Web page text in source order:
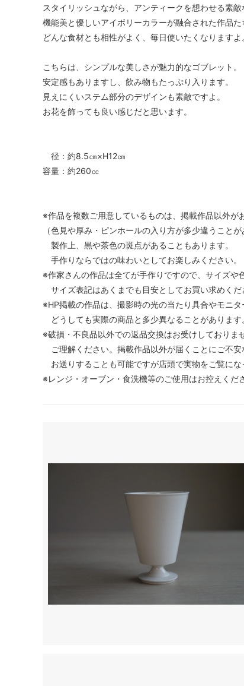
スタイリッシュながら、アンティークを想わせる素敵
機能美と優しいアイボリーカラーが融合された作品た
どんな食材とも相性がよく、毎日使いたくなりますよ
こちらは、シンプルな美しさが魅力的なゴブレット。
安定感もありますし、飲み物もたっぷり入ります。
見えにくいステム部分のデザインも素敵ですよ。
お花を飾っても良い感じだと思います。
径：約8.5㎝×H12㎝
容量：約260㏄
※作品を複数ご用意しているものは、掲載作品以外が
（色見や厚み・ピンホールの入り方が多少違うことが
製作上、黒や茶色の斑点があることもあります。
手作りならではの味わいとしてお楽しみください。
※作家さんの作品は全てが手作りですので、サイズや
サイズ表記はあくまでも目安としてお買い求めくだ
※HP掲載の作品は、撮影時の光の当たり具合やモニ
どうしても実際の商品と多少異なることがあります
※破損・不良品以外での返品交換はお受けしておりま
ご理解ください。掲載作品以外が届くことにご不
お送りすることも可能ですが店頭で実物をご覧にな
※レンジ・オーブン・食洗機等のご使用はお控えくだ